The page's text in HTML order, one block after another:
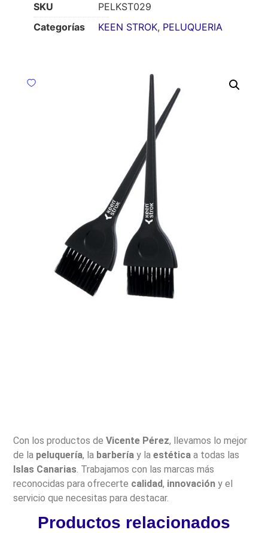
SKU
PELKST029
Categorías
KEEN STROK, PELUQUERIA
Con los productos deVicente Pérez, llevamos lo mejor
de la peluquería, la barbería y laestética a todas las
Islas Canarias . Trabajamos con las marcas más
reconocidas para ofrecerte calidad, innovación y el
servicio que necesitas para destacar.
Productos relacionados